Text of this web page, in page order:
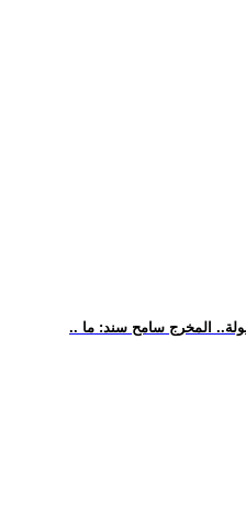
المخرج سامح سند: ما